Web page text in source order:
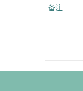
备注